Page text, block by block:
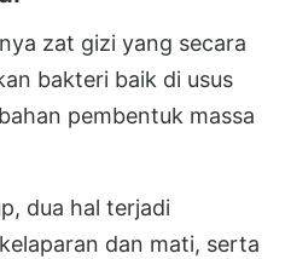
zat gizi yang secara
bakteri baik di usus
pembentuk massa
dua hal terjadi
dan mati, serta